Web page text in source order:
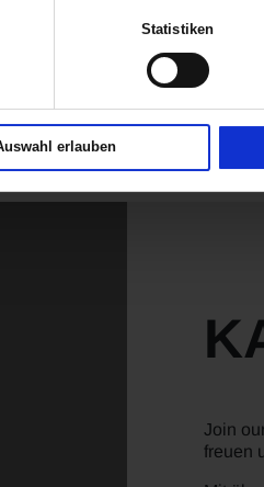
Statistiken
erlauben
Bei uns finden Sie eine große
KIA, MAXUS, Mazda, MG, MINI,
Marken gibt es in
Montabaur, Schwalmstadt,
Join
freuen